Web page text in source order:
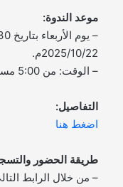
موعد الندوة:
2025/10/22م.
– الوقت: من 5:00 مساءً إلى 9:00 مساءً.
التفاصيل:
اضغط هنا
طريقة الحضور
– من خلال الرابط